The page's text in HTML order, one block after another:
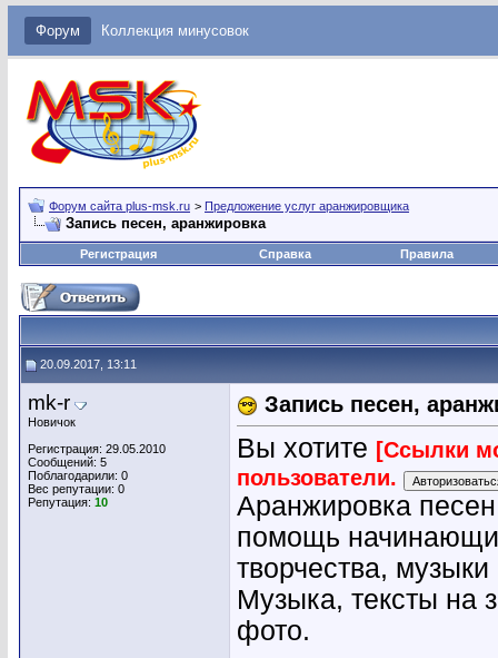
Форум Коллекция минусовок
Форум сайта plus-msk.ru > Предложение услуг аранжировщика
Запись песен, аранжировка
Регистрация Справка Правила
20.09.2017, 13:11
mk-r
Новичок
Регистрация: 29.05.2010
Сообщений: 5
Поблагодарили: 0
Вес репутации: 0
Репутация: 10
Запись песен,
Вы хотите [Ссылки
пользователи.
Аранжировка
помощь
творчества,
Музыка, тексты на
фото.